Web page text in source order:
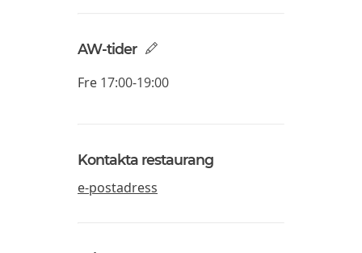
AW-tider
Fre 17:00-19:00
Kontakta restaurang
e-postadress